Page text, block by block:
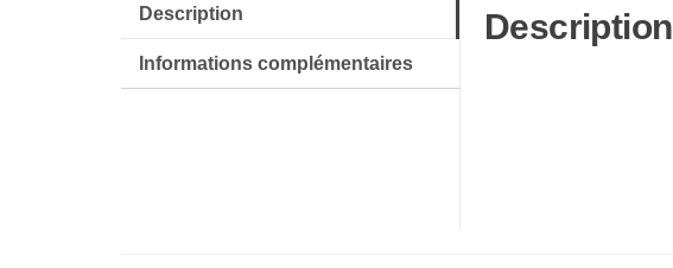
Description
Informations complémentaires
Description